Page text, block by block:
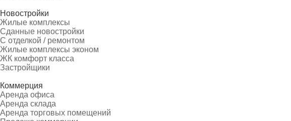
Новостройки
Жилые комплексы
Сданные новостройки
С отделкой / ремонтом
Жилые комплексы эконом
ЖК комфорт класса
Застройщики
Коммерция
Аренда офиса
Аренда склада
Аренда торговых помещений